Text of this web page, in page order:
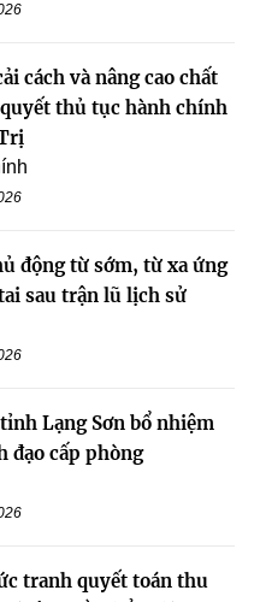
cách và nâng cao chất
thủ tục hành chính
động từ sớm, từ xa ứng
sau trận lũ lịch sử
Lạng Sơn bổ nhiệm
đạo cấp phòng
tranh quyết toán thu